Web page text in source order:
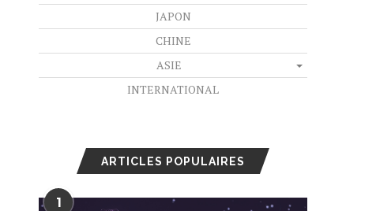
JAPON
CHINE
ASIE
INTERNATIONAL
ARTICLES POPULAIRES
1